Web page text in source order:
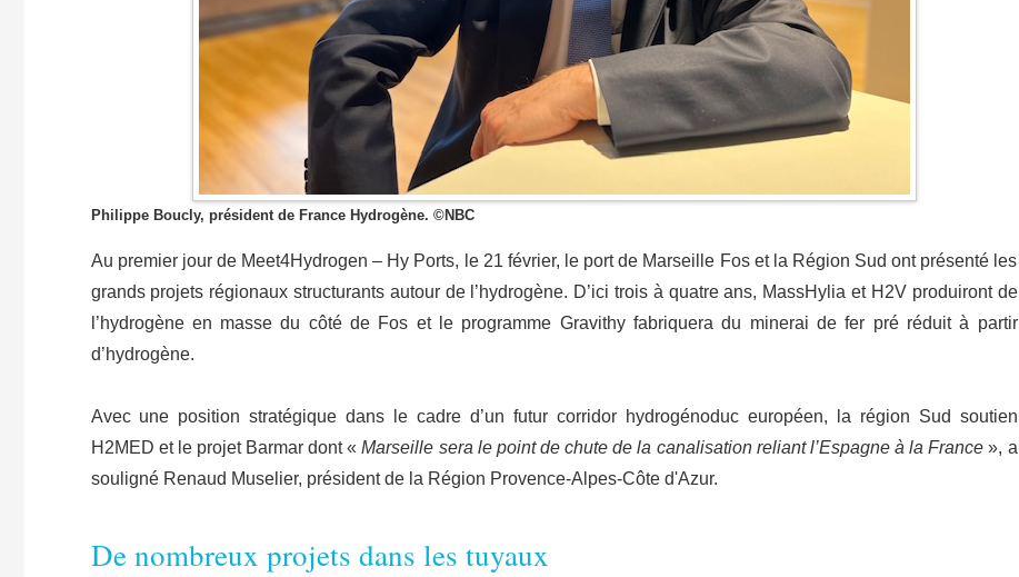
Philippe Boucly, président de France Hydrogène. ©NBC
Au premier jour de Meet4Hydrogen – Hy Ports, le 21 février, le port de Marseille Fos et la Région Sud ont présenté les
grands projets régionaux structurants autour de l’hydrogène. D’ici trois à quatre ans, MassHylia et H2V produiront de
l’hydrogène en masse du côté de Fos et le programme Gravithy fabriquera du minerai de fer pré réduit à partir
d’hydrogène.
Avec une position stratégique dans le cadre d’un futur corridor hydrogénoduc européen, la région Sud soutien
H2MED et le projet Barmar dont «Marseille sera le point de chute de la canalisation reliant l’Espagne à la France», a
souligné Renaud Muselier, président de la Région Provence-Alpes-Côte d'Azur.
De nombreux projets dans les tuyaux